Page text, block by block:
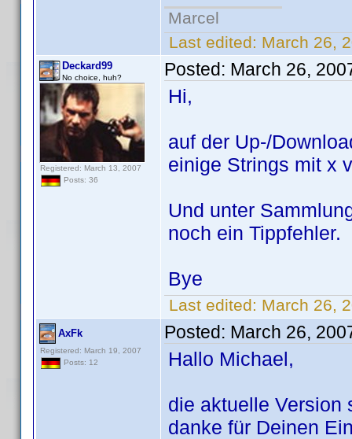
Marcel
Last edited: March 26,
Deckard99
No choice, huh?
Registered: March 13, 2007
Posts: 36
Posted: March 26,
Hi,
auf der Up-/
einige Strings mit x
Und unter
noch ein Tippfehler.
Bye
Last edited: March 26,
AxFk
Registered: March 19, 2007
Posts: 12
Posted: March 26,
Hallo Michael,
die aktuelle
danke für Deinen